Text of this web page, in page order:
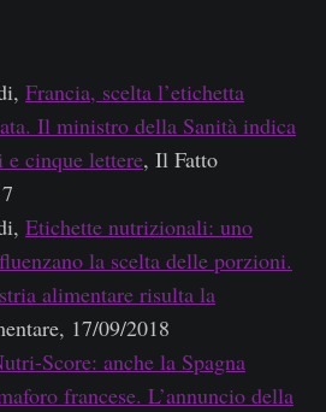
Francia, scelta l’etichetta
Il ministro della Sanità indica
cinque lettere, Il Fatto
Etichette nutrizionali: uno
la scelta delle porzioni.
alimentare risulta la
17/09/2018
Score: anche la Spagna
francese. L’annuncio della